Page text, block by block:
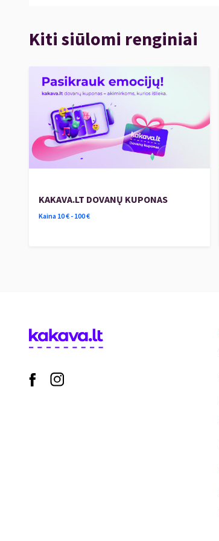
Kiti siūlomi renginiai
KAKAVA.LT DOVANŲ KUPONAS
Kaina 10€ - 100€